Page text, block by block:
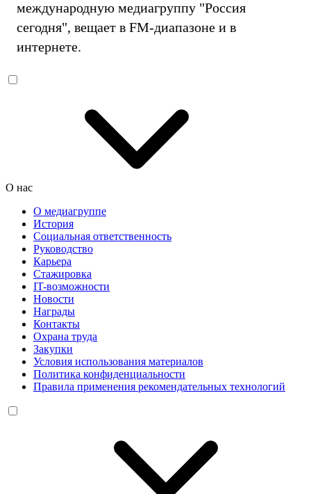
международную медиагруппу "Россия
сегодня", вещает в FM-диапазоне и в
интернете.
О нас
О медиагруппе
История
Социальная ответственность
Руководство
Карьера
Стажировка
IT-возможности
Новости
Награды
Контакты
Охрана труда
Закупки
Условия использования материалов
Политика конфиденциальности
Правила применения рекомендательных технологий